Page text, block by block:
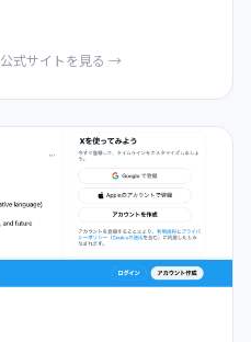
公式サイトを見る →